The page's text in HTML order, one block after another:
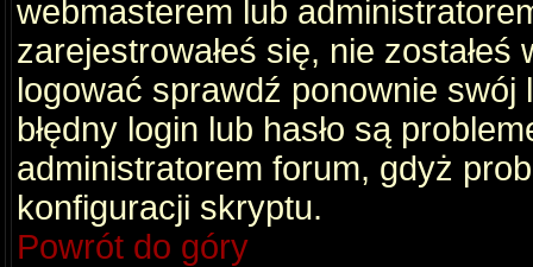
webmasterem lub
zarejestrowałeś się, nie
logować sprawdź ponownie swój
błędny login lub hasło są
administratorem forum, gdyż
konfiguracji skryptu.
Powrót do góry